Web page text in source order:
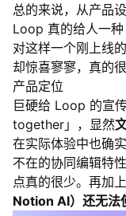
总的来说，从产品
Loop 真的给人一
对这样一个刚上线
却惊喜寥寥，真的
产品定位
巨硬给 Loop 的宣
together」，显然
在实际体验中也确
不在的协同编辑特
点真的很少。再加上
Notion AI）还无法